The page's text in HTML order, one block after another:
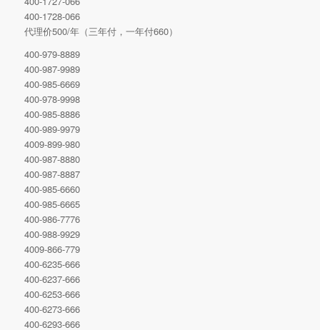
400-1728-066
代理价500/年（三年付，一年付660）
400-979-8889
400-987-9989
400-985-6669
400-978-9998
400-985-8886
400-989-9979
4009-899-980
400-987-8880
400-987-8887
400-985-6660
400-985-6665
400-986-7776
400-988-9929
4009-866-779
400-6235-666
400-6237-666
400-6253-666
400-6273-666
400-6293-666